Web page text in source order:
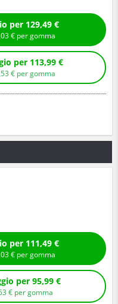
Compra con montaggio per 129,49 €
03€ per gomma
Compra senza montaggio per 113,99 €
53 € per gomma
Compra con montaggio per 111,49 €
03€ per gomma
Compra senza montaggio per 95,99 €
€ per gomma